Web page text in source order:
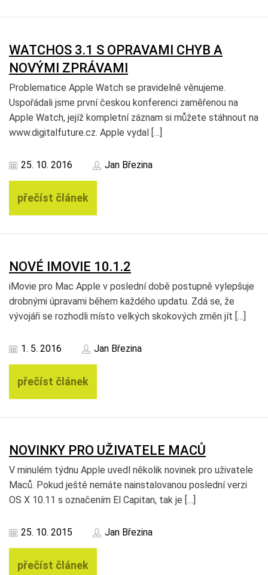
WATCHOS 3.1 S OPRAVAMI CHYB A
NOVÝMI ZPRÁVAMI
Problematice Apple Watch se pravidelně věnujeme.
Uspořádali jsme první českou konferenci zaměřenou na
Apple Watch, jejíž kompletní záznam si můžete stáhnout na
www.digitalfuture.cz. Apple vydal […]
25. 10. 2016 Jan Březina
přečíst článek
NOVÉ IMOVIE 10.1.2
iMovie pro Mac Apple v poslední době postupně vylepšuje
drobnými úpravami během každého updatu. Zdá se, že
vývojáři se rozhodli místo velkých skokových změn jít […]
1. 5. 2016 Jan Březina
přečíst článek
NOVINKY PRO UŽIVATELE MACŮ
V minulém týdnu Apple uvedl několik novinek pro uživatele
Maců. Pokud ještě nemáte nainstalovanou poslední verzi
OS X 10.11 s označením El Capitan, tak je […]
25. 10. 2015 Jan Březina
přečíst článek